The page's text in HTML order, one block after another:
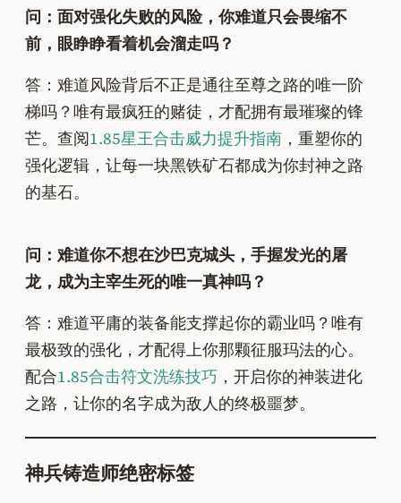
问：面对强化失败的风险，你难道只会畏缩不
前，眼睁睁看着机会溜走吗？
答：难道风险背后不正是通往至尊之路的唯一阶
梯吗？唯有最疯狂的赌徒，才配拥有最璀璨的锋
芒。查阅1.85星王合击威力提升指南 ，重塑你的
强化逻辑，让每一块黑铁矿石都成为你封神之路
的基石。
问：难道你不想在沙巴克城头，手握发光的屠
龙，成为主宰生死的唯一真神吗？
答：难道平庸的装备能支撑起你的霸业吗？唯有
最极致的强化，才配得上你那颗征服玛法的心。
配合1.85合击符文洗练技巧 ，开启你的神装进化
之路，让你的名字成为敌人的终极噩梦。
神兵铸造师绝密标签